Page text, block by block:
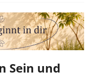
Sein und